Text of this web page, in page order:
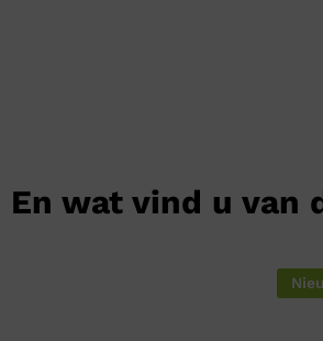
En wat vind u van